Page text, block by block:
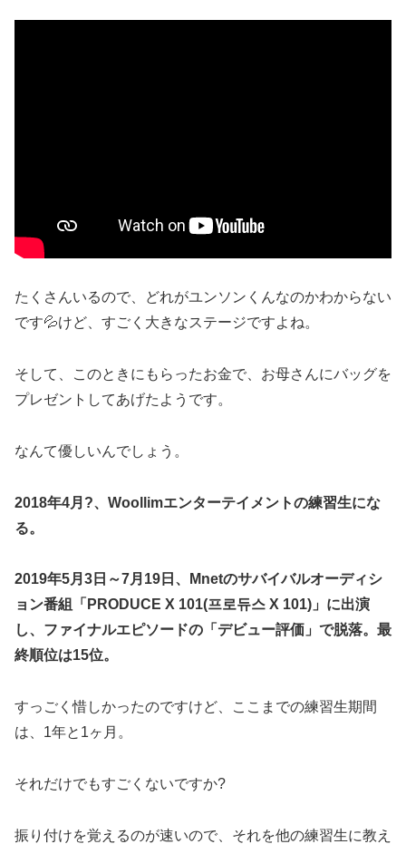
たくさんいるので、どれがユンソンくんなのかわからない
です💦けど、すごく大きなステージですよね。
そして、このときにもらったお金で、お母さんにバッグを
プレゼントしてあげたようです。
なんて優しいんでしょう。
2018年4月?、Woollimエンターテイメントの練習生にな
る。
2019年5月3日～7月19日、Mnetのサバイバルオーディシ
ョン番組「PRODUCE X 101(프로듀스 X 101)」に出演
し、ファイナルエピソードの「デビュー評価」で脱落。最
終順位は15位。
すっごく惜しかったのですけど、ここまでの練習生期間
は、1年と1ヶ月。
それだけでもすごくないですか?
振り付けを覚えるのが速いので、それを他の練習生に教え